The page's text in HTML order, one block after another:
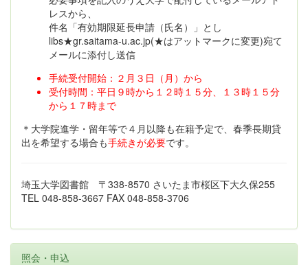
レスから、
件名「有効期限延長申請（氏名）」とし
libs★gr.saitama-u.ac.jp(★はアットマークに変更)宛て
メールに添付し送信
手続受付開始：２月３日（月）から
受付時間：平日９時から１２時１５分、１３時１５分
から１７時まで
＊大学院進学・留年等で４月以降も在籍予定で、春季長期貸
出を希望する場合も手続きが必要です。
埼玉大学図書館 〒338-8570 さいたま市桜区下大久保255
TEL 048-858-3667 FAX 048-858-3706
照会・申込